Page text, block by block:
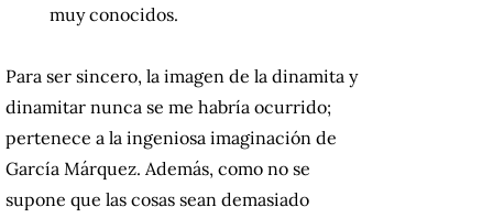
muy conocidos.
Para ser sincero, la imagen de la dinamita y
dinamitar nunca se me habría ocurrido;
pertenece a la ingeniosa imaginación de
García Márquez. Además, como no se
supone que las cosas sean demasiado